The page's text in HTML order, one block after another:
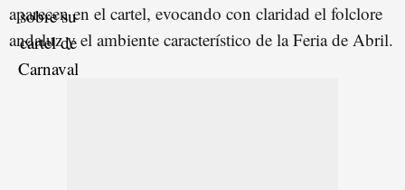
aparecen en el cartel, evocando con claridad el folclore
andaluz y el ambiente característico de la Feria de Abril.